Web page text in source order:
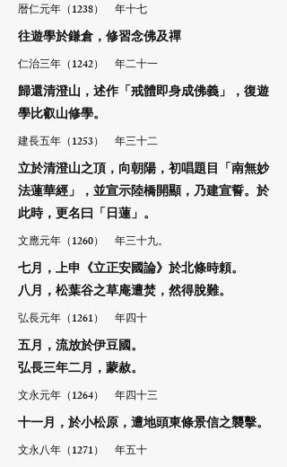
暦仁元年（1238） 年十七
往遊學於鎌倉，修習念佛及禪
仁治三年（1242） 年二十一
歸還清澄山，述作「戒體即身成佛義」，復遊
學比叡山修學。
建長五年（1253） 年三十二
立於清澄山之頂，向朝陽，初唱題目「南無妙
法蓮華經」，並宣示陸橋開顯，乃建宣誓。於
此時，更名曰「日蓮」。
文應元年（1260） 年三十九。
七月，上申《立正安國論》於北條時頼。
八月，松葉谷之草庵遭焚，然得脫難。
弘長元年（1261） 年四十
五月，流放於伊豆國。
弘長三年二月，蒙赦。
文永元年（1264） 年四十三
十一月，於小松原，遭地頭東條景信之襲擊。
文永八年（1271） 年五十